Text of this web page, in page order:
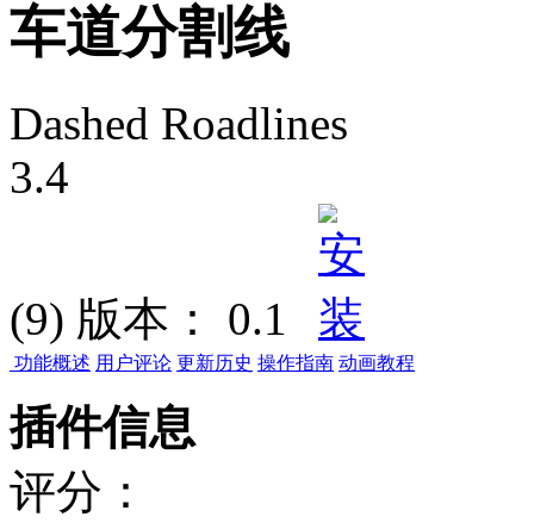
车道分割线
Dashed Roadlines
3.4
(9) 版本： 0.1
功能概述 用户评论 更新历史 操作指南 动画教程
插件信息
评分：